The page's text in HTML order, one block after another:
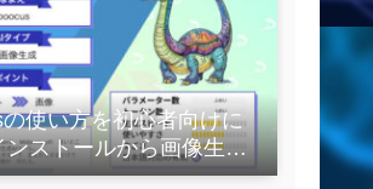
使い方を初心者向けに
ンストールから画像生成
で紹介